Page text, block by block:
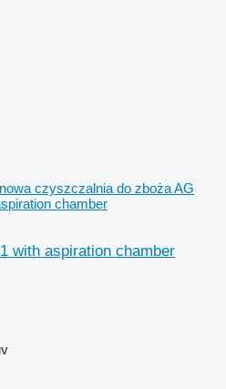
nowa czyszczalnia do zboża AG
chamber
with aspiration chamber